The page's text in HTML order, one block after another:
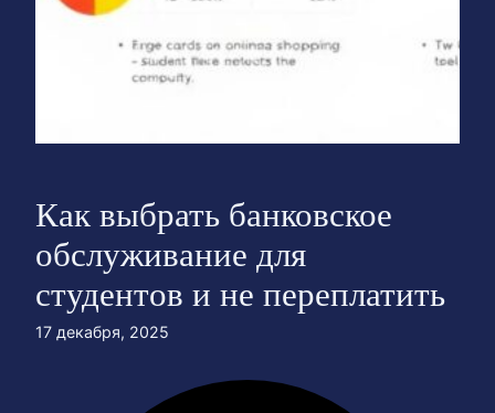
Как выбрать банковское
обслуживание для
студентов и не переплатить
17 декабря, 2025